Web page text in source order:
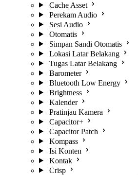
Cache Asset
Perekam Audio
Sesi Audio
Otomatis
Simpan Sandi Otomatis
Lokasi Latar Belakang
Tugas Latar Belakang
Barometer
Bluetooth Low Energy
Brightness
Kalender
Pratinjau Kamera
Capacitor+
Capacitor Patch
Kompass
Isi Konten
Kontak
Crisp